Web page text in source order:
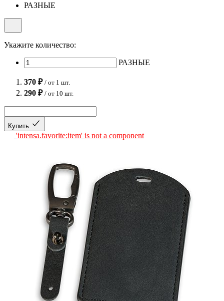
РАЗНЫЕ
Укажите количество:
РАЗНЫЕ
370 ₽ / от 1 шт.
290 ₽ / от 10 шт.
Купить
'intensa.favorite:item' is not a component